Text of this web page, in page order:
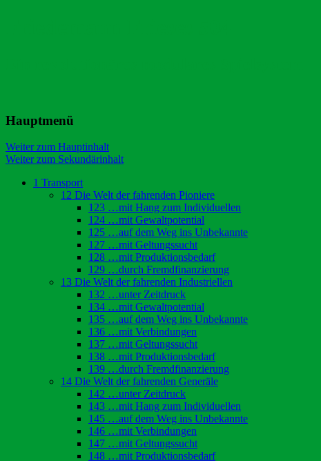
Hauptmenü
Weiter zum Hauptinhalt
Weiter zum Sekundärinhalt
1 Transport
12 Die Welt der fahrenden Pioniere
123 …mit Hang zum Individuellen
124 …mit Gewaltpotential
125 …auf dem Weg ins Unbekannte
127 …mit Geltungssucht
128 …mit Produktionsbedarf
129 …durch Fremdfinanzierung
13 Die Welt der fahrenden Industriellen
132 …unter Zeitdruck
134 …mit Gewaltpotential
135 …auf dem Weg ins Unbekannte
136 …mit Verbindungen
137 …mit Geltungssucht
138 …mit Produktionsbedarf
139 …durch Fremdfinanzierung
14 Die Welt der fahrenden Generäle
142 …unter Zeitdruck
143 …mit Hang zum Individuellen
145 …auf dem Weg ins Unbekannte
146 …mit Verbindungen
147 …mit Geltungssucht
148 …mit Produktionsbedarf